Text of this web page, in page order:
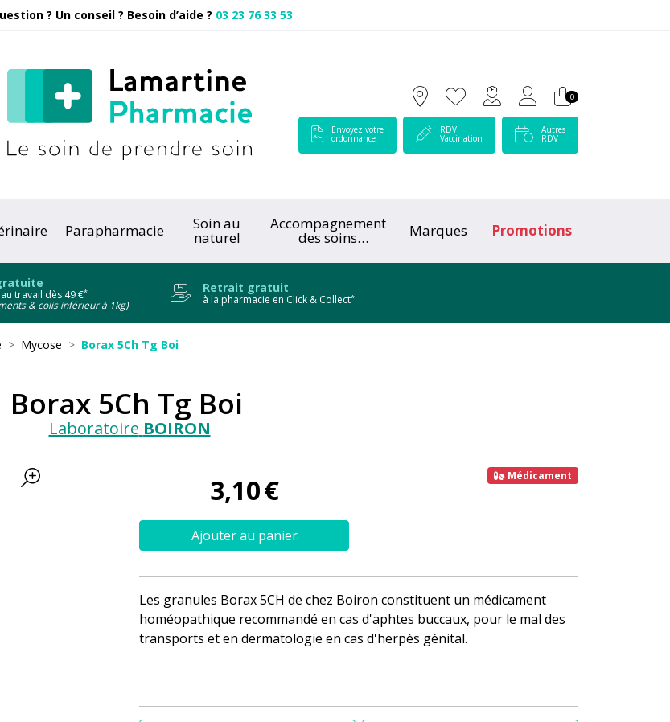
? Un conseil ? Besoin d’aide ? 03 23 76 33 53
0
Envoyez votre
ordonnance
RDV
Vaccination
Autres
RDV
Parapharmacie Soin au
naturel
Accompagnement
des soins Marques Promotions
travail dès 49 €*
& colis inférieur à 1kg)
Retrait gratuit
à la pharmacie en Click & Collect*
Mycose Borax 5Ch Tg Boi
Borax 5Ch Tg Boi
Laboratoire BOIRON
3,10€
Ajouter au panier
Médicament
Les granules Borax 5CH de chez Boiron constituent un médicament
homéopathique recommandé en cas d'aphtes buccaux, pour le mal des
transports et en dermatologie en cas d'herpès génital.